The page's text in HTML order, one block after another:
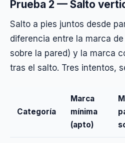
Prueba 2 — Salto
Salto a pies juntos desde
diferencia entre la marca
sobre la pared) y la marca
tras el salto. Tres intentos,
Categoría
Marca
mínima
(apto)